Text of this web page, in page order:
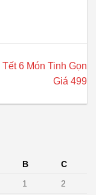
Tết 6 Món Tinh Gọn
Giá 499
B
C
1
2